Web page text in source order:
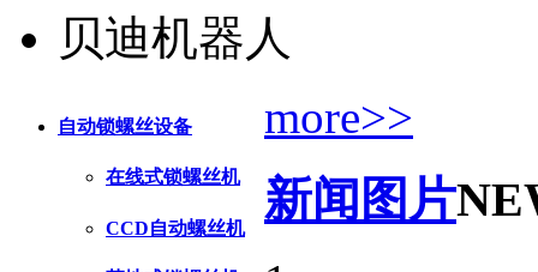
贝迪机器人
自动锁螺丝设备
在线式锁螺丝机
CCD自动螺丝机
more>>
新闻图片